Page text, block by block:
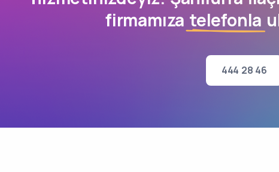
firmamıza telefonla
444 28 46